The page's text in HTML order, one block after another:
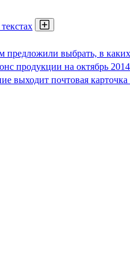
предложили выбрать, в
продукции на октябрь 2014
выходит почтовая